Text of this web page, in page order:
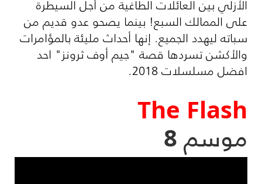
الأزلي بين العائلات الطاغية من أجل السيطرة
على الممالك السبع! بينما يصحو عدو قديم من
سباته ليهدد الجميع. إنها أحداث مليئة بالمؤامرات
والأكشن تسردها قصة "جيم أوف ثرونز" احد
افضل مسلسلات 2018.
The Flash
موسم 8